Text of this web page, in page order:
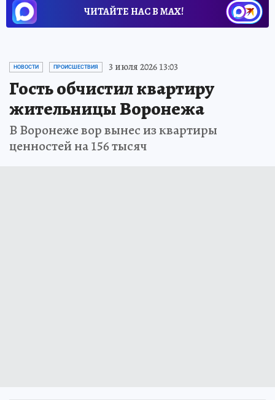
ЧИТАЙТЕ НАС В МАХ!
НОВОСТИ ПРОИСШЕСТВИЯ 3 июля 2026 13:03
Гость обчистил квартиру
жительницы Воронежа
В Воронеже вор вынес из квартиры
ценностей на 156 тысяч